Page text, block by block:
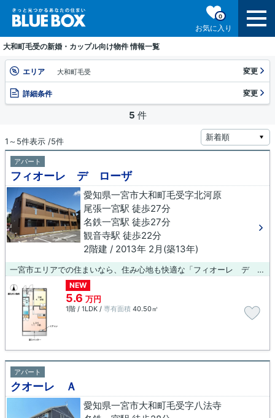
お気に入り
0
大和町毛受の新婚・カップル向け物件 情報一覧
エリア 大和町毛受 変更
詳細条件 変更
5 件
1～5件表示 /5件
アパート
フィオーレ デ ローザ
愛知県一宮市大和町毛受字北河原
尾張一宮駅 徒歩27分
名鉄一宮駅 徒歩27分
観音寺駅 徒歩22分
2階建 / 2013年 2月(築13年)
一宮市エリアでの住まいなら、住み心地も快適な「フィオーレ デ ローザ」はいかがでしょうか。設備も充実していて住みやすい、魅力が詰まったアパートです。一宮市の物件情報をお探しなら、当社にお任せ下さい。当物件以外にも様々な物件をご紹介いたしますので、まずはお気軽にお問い合わせください。
NEW
5.6 万円
1階 / 1LDK / 専有面積 40.50㎡
アパート
クオーレ Ａ
愛知県一宮市大和町毛受字八法寺